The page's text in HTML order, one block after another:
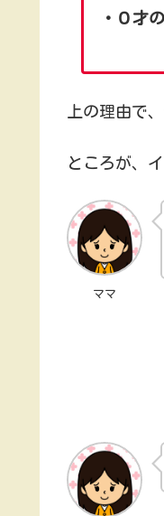
・０才
上の理由で
ところが、
ママ